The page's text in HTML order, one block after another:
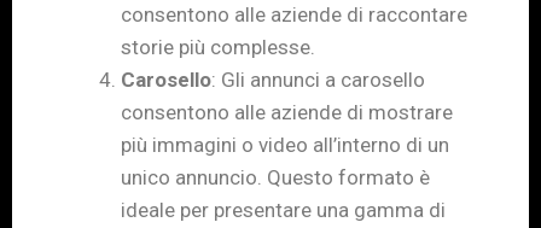
consentono alle aziende di raccontare
storie più complesse.
Carosello: Gli annunci a carosello
consentono alle aziende di mostrare
più immagini o video all’interno di un
unico annuncio. Questo formato è
ideale per presentare una gamma di